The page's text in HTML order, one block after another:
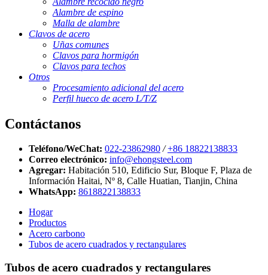
Alambre de espino
Malla de alambre
Clavos de acero
Uñas comunes
Clavos para hormigón
Clavos para techos
Otros
Procesamiento adicional del acero
Perfil hueco de acero L/T/Z
Contáctanos
Teléfono/WeChat: 022-23862980 / +86 18822138833
Correo electrónico: info@ehongsteel.com
Agregar: Habitación 510, Edificio Sur, Bloque F, Plaza de
Información Haitai, Nº 8, Calle Huatian, Tianjin, China
WhatsApp: 8618822138833
Hogar
Productos
Acero carbono
Tubos de acero cuadrados y rectangulares
Tubos de acero cuadrados y rectangulares